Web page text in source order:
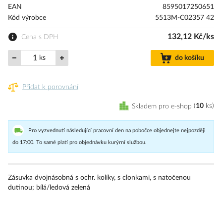
EAN
8595017250651
Kód výrobce
5513M-C02357 42
Cena s DPH 132,12 Kč/ks
ks do košíku
Přidat k porovnání
Skladem pro e-shop 10 ks
Pro vyzvednutí následující pracovní den na pobočce objednejte nejpozději
do 17:00. To samé platí pro objednávku kurýrní službou.
Zásuvka dvojnásobná s ochr. kolíky, s clonkami, s natočenou
dutinou; bílá/ledová zelená